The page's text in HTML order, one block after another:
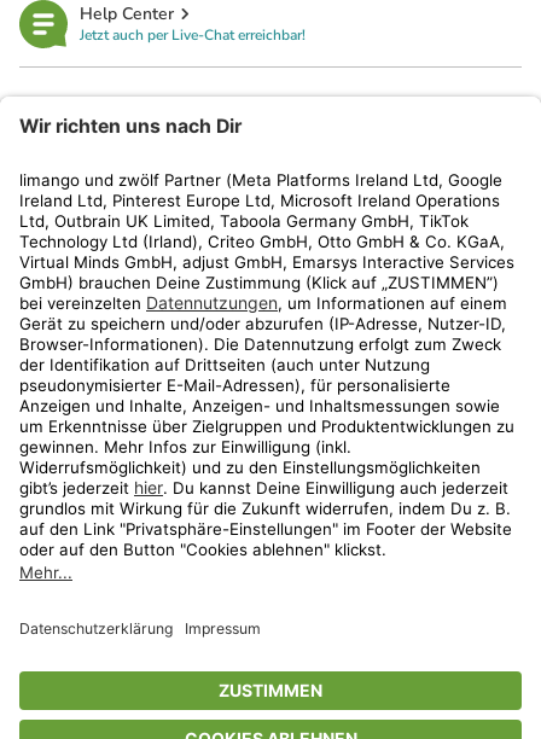
Help Center
Jetzt auch per Live-Chat erreichbar!
Kundenservice
Shop
Aktionen
Travel
* Streichpreise entsprechen der unverbindlichen Preisempfehlung des
Herstellers. Prozentangaben beziehen sich auf den Streichpreis.